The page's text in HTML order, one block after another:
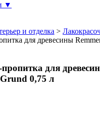
▼
и отделка >
для древесины
для
0,75 л